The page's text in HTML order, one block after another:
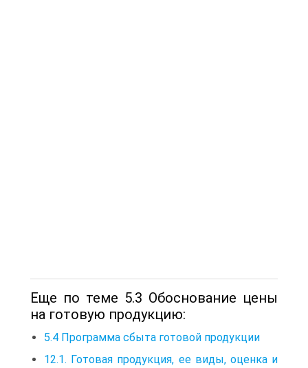
Еще по теме 5.3 Обоснование цены
на готовую продукцию:
5.4 Программа сбыта готовой продукции
12.1. Готовая продукция, ее виды, оценка и